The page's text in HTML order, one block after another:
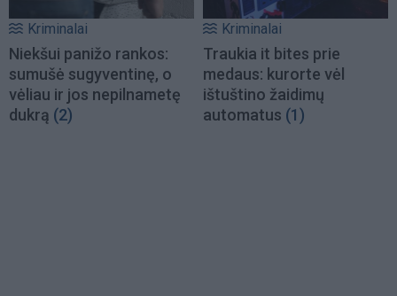
Kriminalai
Niekšui panižo rankos:
sumušė sugyventinę, o
vėliau ir jos nepilnametę
dukrą (2)
Kriminalai
Traukia it bites prie
medaus: kurorte vėl
ištuštino žaidimų
automatus (1)